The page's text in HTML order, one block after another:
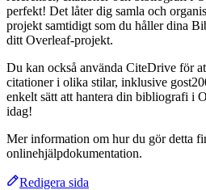
perfekt! Det låter dig samla och
projekt samtidigt som du håller dina
ditt Overleaf-projekt.
Du kan också använda CiteDrive för
citationer i olika stilar, inklusive
enkelt sätt att hantera din bibliografi i
idag!
Mer information om hur du gör detta
onlinehjälpdokumentation.
Redigera sida